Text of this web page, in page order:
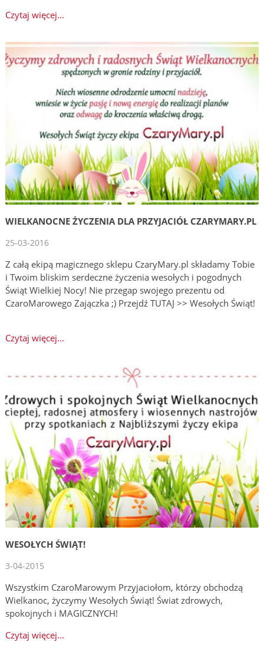
Czytaj więcej...
WIELKANOCNE ŻYCZENIA DLA PRZYJACIÓŁ CZARYMARY.PL
25-03-2016
Z całą ekipą magicznego sklepu CzaryMary.pl składamy Tobie
i Twoim bliskim serdeczne życzenia wesołych i pogodnych
Świąt Wielkiej Nocy! Nie przegap swojego prezentu od
CzaroMarowego Zajączka ;) Przejdź TUTAJ >> Wesołych Świąt!
Czytaj więcej...
WESOŁYCH ŚWIĄT!
3-04-2015
Wszystkim CzaroMarowym Przyjaciołom, którzy obchodzą
Wielkanoc, życzymy Wesołych Świąt! Świat zdrowych,
spokojnych i MAGICZNYCH!
Czytaj więcej...